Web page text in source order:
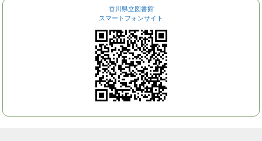
香川県立図書館
スマートフォンサイト